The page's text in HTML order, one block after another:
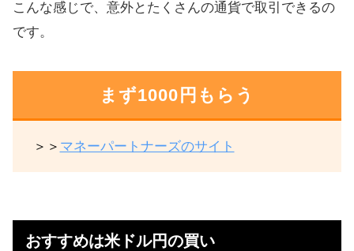
こんな感じで、意外とたくさんの通貨で取引できるの
です。
まず1000円もらう
＞＞ マネーパートナーズのサイト
おすすめは米ドル円の買い